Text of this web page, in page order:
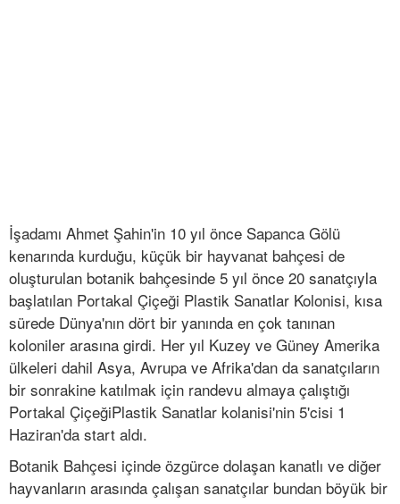
İşadamı Ahmet Şahin'in 10 yıl önce Sapanca Gölü
kenarında kurduğu, küçük bir hayvanat bahçesi de
oluşturulan botanik bahçesinde 5 yıl önce 20 sanatçıyla
başlatılan Portakal Çiçeği Plastik Sanatlar Kolonisi, kısa
sürede Dünya'nın dört bir yanında en çok tanınan
koloniler arasına girdi. Her yıl Kuzey ve Güney Amerika
ülkeleri dahil Asya, Avrupa ve Afrika'dan da sanatçıların
bir sonrakine katılmak için randevu almaya çalıştığı
Portakal ÇiçeğiPlastik Sanatlar kolanisi'nin 5'cisi 1
Haziran'da start aldı.
Botanik Bahçesi içinde özgürce dolaşan kanatlı ve diğer
hayvanların arasında çalışan sanatçılar bundan böyük bir